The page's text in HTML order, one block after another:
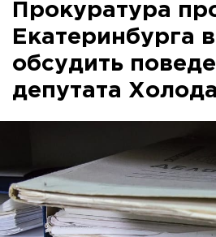
Прокуратура
Екатеринбурга
обсудить
депутата